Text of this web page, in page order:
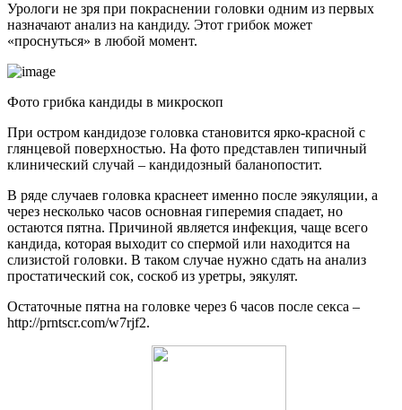
Урологи не зря при покраснении головки одним из первых
назначают анализ на кандиду. Этот грибок может
«проснуться» в любой момент.
Фото грибка кандиды в микроскоп
При остром кандидозе головка становится ярко-красной с
глянцевой поверхностью. На фото представлен типичный
клинический случай – кандидозный баланопостит.
В ряде случаев головка краснеет именно после эякуляции, а
через несколько часов основная гиперемия спадает, но
остаются пятна. Причиной является инфекция, чаще всего
кандида, которая выходит со спермой или находится на
слизистой головки. В таком случае нужно сдать на анализ
простатический сок, соскоб из уретры, эякулят.
Остаточные пятна на головке через 6 часов после секса –
http://prntscr.com/w7rjf2.